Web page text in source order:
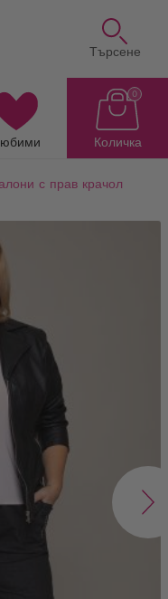
Търсене
Количка
0
с прав крачол